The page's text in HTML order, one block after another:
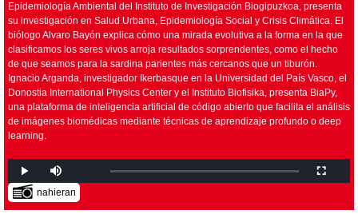
Epidemiología Ambiental del Instituto de Investigación Biogipuzkoa, presenta
su investigación en Salud Urbana, Epidemiología Social y Crisis Climática. El
biólogo Alvaro Bayón explica cómo una mirada evolutiva a la forma en la que
clasificamos los seres vivos arroja resultados sorprendentes, como el hecho
de que seamos para la sardina parientes más cercanos que un tiburón.
Ignacio Arganda, investigador Ikerbasque en la Universidad del País Vasco, el
Donostia International Physics Center y el Instituto Biofisika, presenta BiaPy,
una plataforma de inteligencia artificial de código abierto que facilita el análisis
de imágenes biomédicas mediante técnicas de aprendizaje profundo o deep
learning.
nahieran